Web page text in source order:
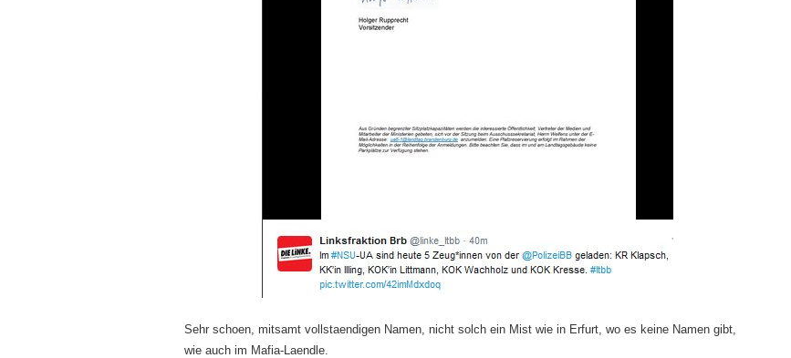
Sehr schoen, mitsamt vollstaendigen Namen, nicht solch ein Mist wie in Erfurt, wo es keine Namen gibt,
wie auch im Mafia-Laendle.